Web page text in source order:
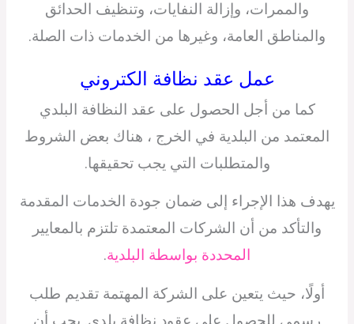
والممرات، وإزالة النفايات، وتنظيف الحدائق
والمناطق العامة، وغيرها من الخدمات ذات الصلة.
عمل عقد نظافة الكتروني
كما من أجل الحصول على عقد النظافة البلدي
المعتمد من البلدية في الخرج ، هناك بعض الشروط
والمتطلبات التي يجب تحقيقها.
يهدف هذا الإجراء إلى ضمان جودة الخدمات المقدمة
والتأكد من أن الشركات المعتمدة تلتزم بالمعايير
المحددة بواسطة البلدية.
أولًا، حيث يتعين على الشركة المهتمة تقديم طلب